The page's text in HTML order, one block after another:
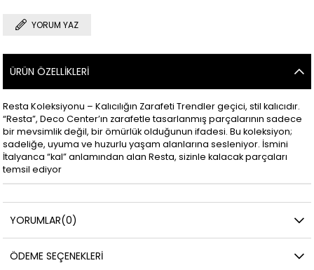
YORUM YAZ
ÜRÜN ÖZELLIKLERI
Resta Koleksiyonu – Kalıcılığın Zarafeti Trendler geçici, stil kalıcıdır.
“Resta”, Deco Center’ın zarafetle tasarlanmış parçalarının sadece
bir mevsimlik değil, bir ömürlük olduğunun ifadesi. Bu koleksiyon;
sadeliğe, uyuma ve huzurlu yaşam alanlarına sesleniyor. İsmini
İtalyanca “kal” anlamından alan Resta, sizinle kalacak parçaları
temsil ediyor
YORUMLAR(0)
ÖDEME SEÇENEKLERI